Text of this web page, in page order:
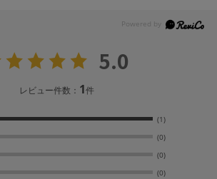
5.0
レビュー件数： 1件
(1)
(0)
(0)
(0)